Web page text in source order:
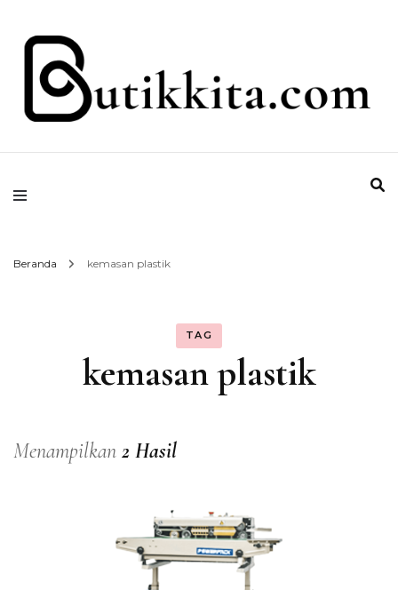
butikkita.com
Beranda kemasan plastik
TAG
kemasan plastik
Menampilkan 2 Hasil